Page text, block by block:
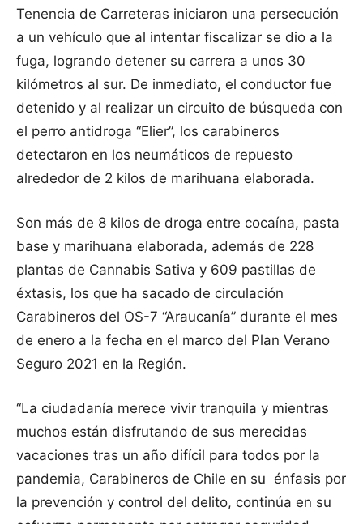
Tenencia de Carreteras iniciaron una persecución
a un vehículo que al intentar fiscalizar se dio a la
fuga, logrando detener su carrera a unos 30
kilómetros al sur. De inmediato, el conductor fue
detenido y al realizar un circuito de búsqueda con
el perro antidroga “Elier”, los carabineros
detectaron en los neumáticos de repuesto
alrededor de 2 kilos de marihuana elaborada.
Son más de 8 kilos de droga entre cocaína, pasta
base y marihuana elaborada, además de 228
plantas de Cannabis Sativa y 609 pastillas de
éxtasis, los que ha sacado de circulación
Carabineros del OS-7 “Araucanía” durante el mes
de enero a la fecha en el marco del Plan Verano
Seguro 2021 en la Región.
“La ciudadanía merece vivir tranquila y mientras
muchos están disfrutando de sus merecidas
vacaciones tras un año difícil para todos por la
pandemia, Carabineros de Chile en su énfasis por
la prevención y control del delito, continúa en su